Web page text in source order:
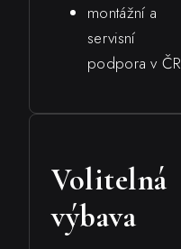
montážní a
servisní
podpora v ČR
Volitelná
výbava